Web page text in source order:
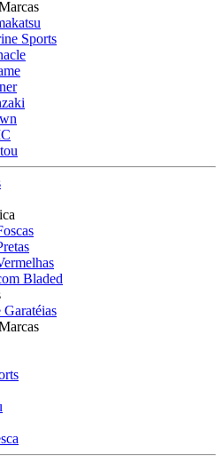
Sports
Bladed
Garatéias